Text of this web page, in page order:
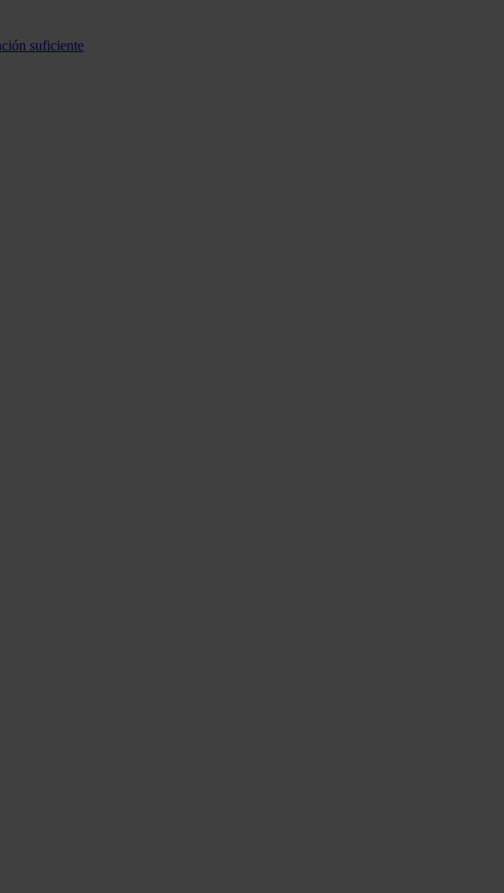
suficiente